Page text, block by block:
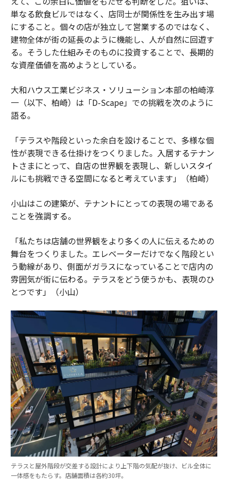
単なる飲食ビルではなく、店同士が関係性を生み出す場
にすること。個々の店が独立して営業するのではなく、
建物全体が街の延長のように機能し、人が自然に回遊す
る。そうした仕組みそのものに投資することで、長期的
な資産価値を高めようとしている。
大和ハウス工業ビジネス・ソリューション本部の柏崎淳
一（以下、柏崎）は「D-Scape」での挑戦を次のように
語る。
「テラスや階段といった余白を設けることで、多様な個
性が表現できる仕掛けをつくりました。入居するテナン
トさまにとって、自店の世界観を表現し、新しいスタイ
ルにも挑戦できる空間になると考えています」（柏崎）
小山はこの建築が、テナントにとっての表現の場である
ことを強調する。
「私たちは店舗の世界観をより多くの人に伝えるための
舞台をつくりました。エレベーターだけでなく階段とい
う動線があり、側面がガラスになっていることで店内の
雰囲気が街に伝わる。テラスをどう使うかも、表現のひ
とつです」（小山）
テラスと屋外階段が交差する設計により上下階の気配が抜け、ビル全体に
一体感をもたらす。店舗面積は各約30坪。